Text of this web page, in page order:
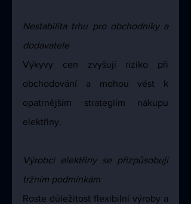
Nestabilita trhu pro obchodníky a
dodavatele
Výkyvy cen zvyšují riziko při
obchodování a mohou vést k
opatrnějším strategiím nákupu
elektřiny.
Výrobci elektřiny se přizpůsobují
tržním podmínkám
Roste důležitost flexibilní výroby a